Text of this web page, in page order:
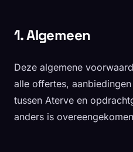
Contact
Offerte
1. Algemeen
Deze algemene
alle offertes,
tussen Aterve en
anders is